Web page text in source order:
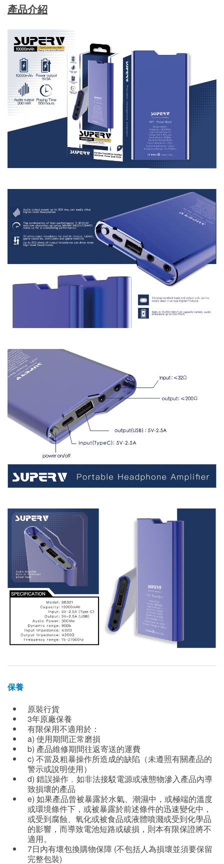
產品介紹
保養
原裝行貨
3年原廠保養
有限保用不適用於：
a) 使用期間正常磨損
b) 產品維修期間往返寄送的運費
c) 不當及粗暴操作所造成的缺陷（未遵照有關產品的
警示或說明使用）
d) 錯誤操作﹐如非法接駁電源或液態物滲入產品內導
致損壞的產品
e) 如果產品曾被暴露於水氣、潮濕中，或極端的溫度
或環境條件下，或被暴露於前述條件的迅速變化中，
或受到腐蝕、氧化或被食品或液體噴濺或受到化學品
的影響，而導致電池短路或破損，則本有限保證將不
適用。
7日內有壞包換購物保障 (不包括人為損壞並須要保留
完整包裝)